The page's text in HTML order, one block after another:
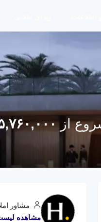
از۵,۷۶۰,۰۰۰ درهم
مشاور
مشاهده